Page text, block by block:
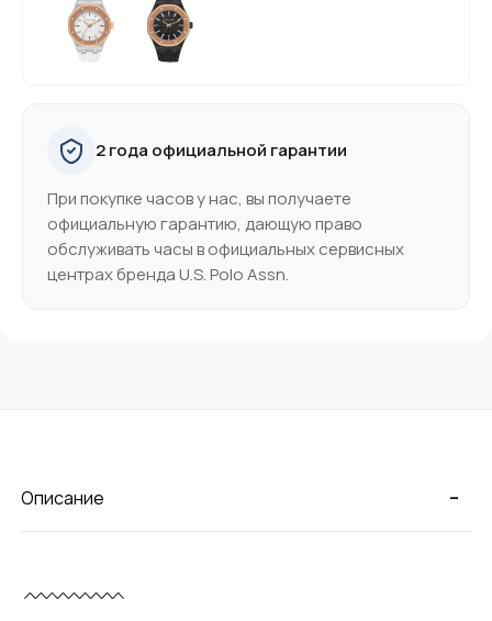
2 года официальной гарантии
При покупке часов у нас, вы получаете
официальную гарантию, дающую право
обслуживать часы в официальных сервисных
центрах бренда U.S. Polo Assn.
-
Описание